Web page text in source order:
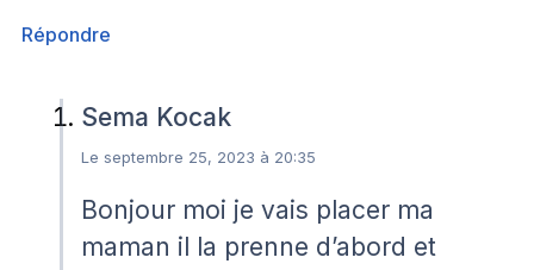
Répondre
Sema Kocak
Le septembre 25, 2023 à 20:35
Bonjour moi je vais placer ma
maman il la prenne d’abord et